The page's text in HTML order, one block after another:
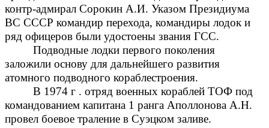
контр-адмирал Сорокин А.И. Указом Президиума
ВС СССР командир перехода, командиры лодок и
ряд офицеров были удостоены звания ГСС.
Подводные лодки первого поколения
заложили основу для дальнейшего развития
атомного подводного кораблестроения.
В 1974 г . отряд военных кораблей ТОФ под
командованием капитана 1 ранга Аполлонова А.Н.
провел боевое траление в Суэцком заливе.